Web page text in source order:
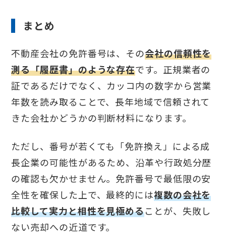
まとめ
不動産会社の免許番号は、その会社の信頼性を
測る「履歴書」のような存在です。正規業者の
証であるだけでなく、カッコ内の数字から営業
年数を読み取ることで、長年地域で信頼されて
きた会社かどうかの判断材料になります。
ただし、番号が若くても「免許換え」による成
長企業の可能性があるため、沿革や行政処分歴
の確認も欠かせません。免許番号で最低限の安
全性を確保した上で、最終的には複数の会社を
比較して実力と相性を見極めることが、失敗し
ない売却への近道です。